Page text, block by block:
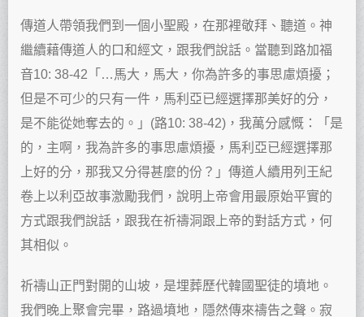
傳道人帶領我們到一個小聖殿，在那裡敬拜、聽道。神
繼續藉傳道人的口和經文，跟我們說話。當聽到路加福
音10: 38-42「…馬大，馬大，你為許多的事思慮煩擾；
但是不可少的只有一件，馬利亞已經選擇那美好的分，
是不能從她奪去的。」(路10: 38-42)，我萬分感慨：「是
的，主啊，我為許多的事思慮煩擾，馬利亞已經選擇那
上好的分，那我又分得甚麼的份？」傳道人續用列王紀
卷上以利亞故事激勵我們，說明上帝會用最原始平實的
方式跟我們說話，跟我在祈禱洞跟上帝的對話方式，何
其相似。
祈禱山正門對開的山坡，是埋葬歷代韓國聖徒的墳地。
我們晚上聚會完畢，路過墳地，隱然傳來禱告之聲。寂